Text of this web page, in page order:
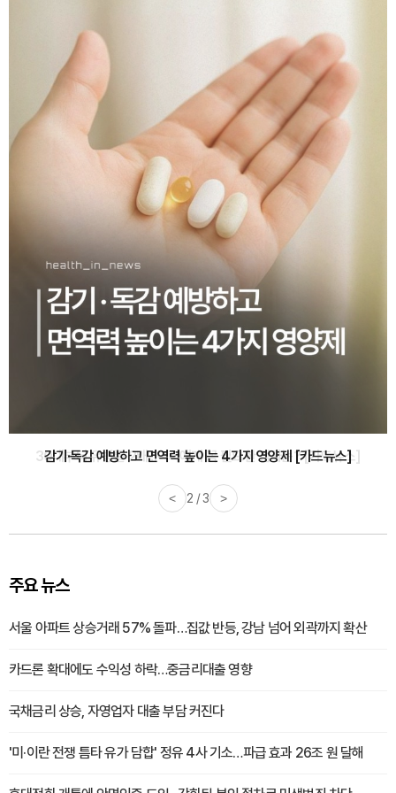
감기·독감 예방하고 면역력 높이는 4가지 영양제 [카드뉴스]
< 3 / 3 >
주요 뉴스
서울 아파트 상승거래 57% 돌파…집값 반등, 강남 넘어 외곽까지 확산
카드론 확대에도 수익성 하락…중금리대출 영향
국채금리 상승, 자영업자 대출 부담 커진다
'미·이란 전쟁 틈타 유가 담합' 정유 4사 기소…파급 효과 26조 원 달해